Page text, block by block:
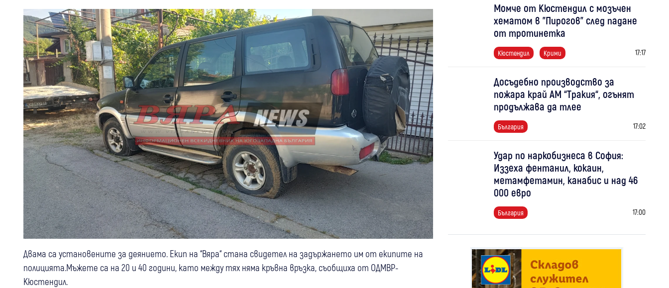
Двама са установените за деянието. Екип на “Вяра“ стана свидетел на задържането им от екипите на
полицията.Мъжете са на 20 и 40 години, като между тях няма кръвна връзка, съобщиха от ОДМВР-
Кюстендил.
Момче от Кюстендил с мозъчен
хематом в "Пирогов" след падане
от тротинетка
Кюстендил Крими 17:17
Досъдебно производство за
пожара край АМ “Тракия“, огънят
продължава да тлее
България 17:02
Удар по наркобизнеса в София:
Иззеха фентанил, кокаин,
метамфетамин, канабис и над 46
000 евро
България 17:00